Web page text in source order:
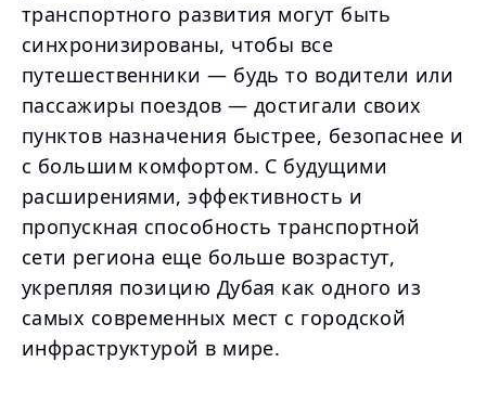
транспортного развития могут быть
синхронизированы, чтобы все
путешественники — будь то водители или
пассажиры поездов — достигали своих
пунктов назначения быстрее, безопаснее и
с большим комфортом. С будущими
расширениями, эффективность и
пропускная способность транспортной
сети региона еще больше возрастут,
укрепляя позицию Дубая как одного из
самых современных мест с городской
инфраструктурой в мире.